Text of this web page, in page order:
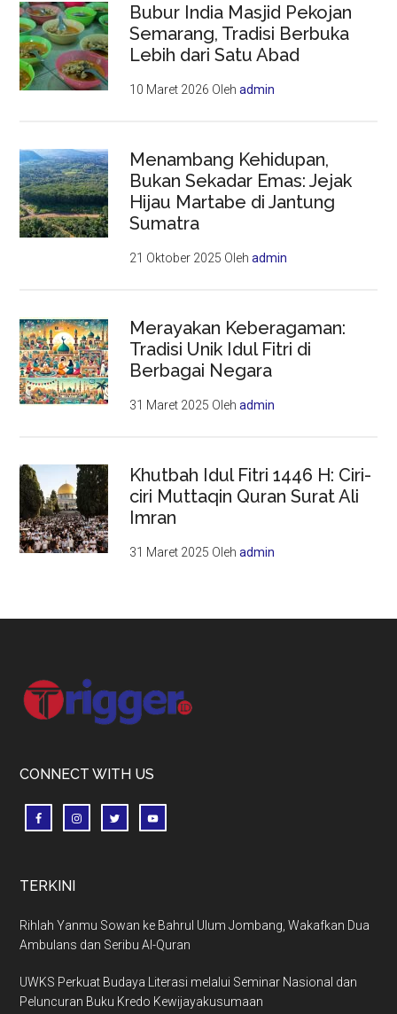
Bubur India Masjid Pekojan
Semarang, Tradisi Berbuka
Lebih dari Satu Abad
10 Maret 2026 Olehadmin
Menambang Kehidupan,
Bukan Sekadar Emas: Jejak
Hijau Martabe di Jantung
Sumatra
21 Oktober 2025 Olehadmin
Merayakan Keberagaman:
Tradisi Unik Idul Fitri di
Berbagai Negara
31 Maret 2025 Olehadmin
Khutbah Idul Fitri 1446 H: Ciri-
ciri Muttaqin Quran Surat Ali
Imran
31 Maret 2025 Olehadmin
Footer
CONNECT WITH US
TERKINI
Rihlah Yanmu Sowan ke Bahrul Ulum Jombang, Wakafkan Dua
Ambulans dan Seribu Al-Quran
UWKS Perkuat Budaya Literasi melalui Seminar Nasional dan
Peluncuran Buku Kredo Kewijayakusumaan